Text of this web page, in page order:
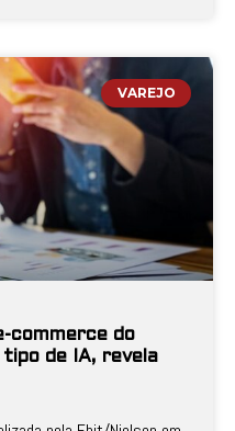
VAREJO
commerce do
de IA, revela